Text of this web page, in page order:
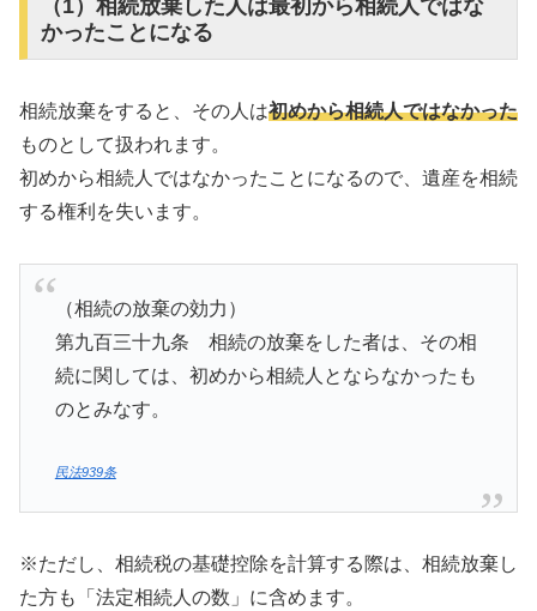
（1）相続放棄した人は最初から相続人ではな
かったことになる
相続放棄をすると、その人は初めから相続人ではなかった
ものとして扱われます。
初めから相続人ではなかったことになるので、遺産を相続
する権利を失います。
（相続の放棄の効力）
第九百三十九条 相続の放棄をした者は、その相
続に関しては、初めから相続人とならなかったも
のとみなす。
民法939条
※ただし、相続税の基礎控除を計算する際は、相続放棄し
た方も「法定相続人の数」に含めます。